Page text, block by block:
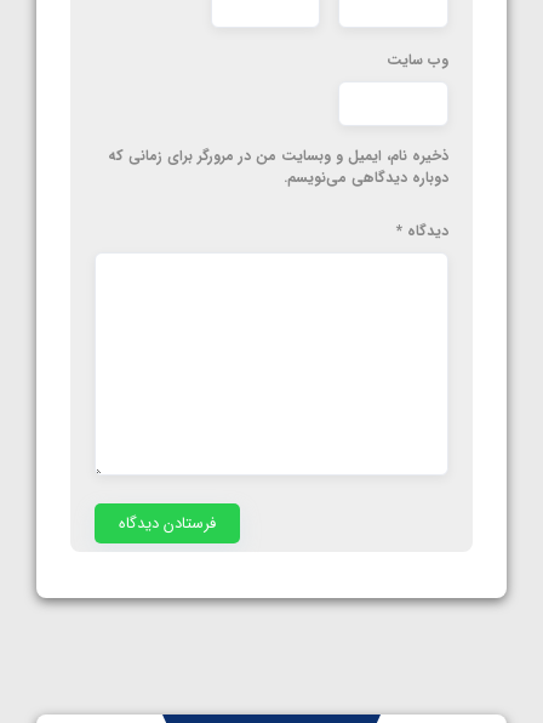
وب‌ سایت
ذخیره نام، ایمیل و وبسایت من در مرورگر برای زمانی که
دوباره دیدگاهی می‌نویسم.
دیدگاه *